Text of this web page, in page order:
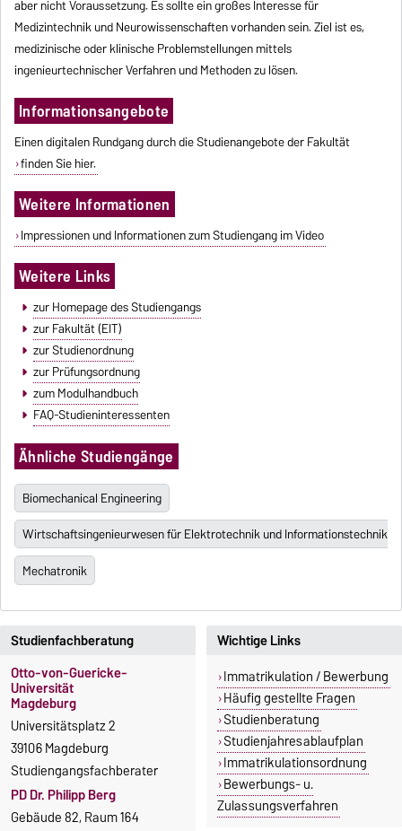
aber nicht Voraussetzung. Es sollte ein großes Interesse für
Medizintechnik und Neurowissenschaften vorhanden sein. Ziel ist es,
medizinische oder klinische Problemstellungen mittels
ingenieurtechnischer Verfahren und Methoden zu lösen.
Informationsangebote
Einen digitalen Rundgang durch die Studienangebote der Fakultät
finden Sie hier.
Weitere Informationen
Impressionen und Informationen zum Studiengang im Video
Weitere Links
zur Homepage des Studiengangs
zur Fakultät (EIT)
zur Studienordnung
zur Prüfungsordnung
zum Modulhandbuch
FAQ-Studieninteressenten
Ähnliche Studiengänge
Biomechanical Engineering
Wirtschaftsingenieurwesen für Elektrotechnik und Informationstechnik
Mechatronik
Studienfachberatung
Otto-von-Guericke-
Universität
Magdeburg
Universitätsplatz 2
39106 Magdeburg
Studiengangsfachberater
PD Dr. Philipp Berg
Gebäude 82, Raum 164
Wichtige Links
Immatrikulation / Bewerbung
Häufig gestellte Fragen
Studienberatung
Studienjahresablaufplan
Immatrikulationsordnung
Bewerbungs- u.
Zulassungsverfahren